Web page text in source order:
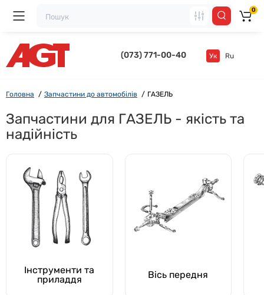
(073) 771-00-40 Ук Ru
0
Головна Запчастини до автомобілів ГАЗЕЛЬ
Запчастини для ГАЗЕЛЬ - якість та
надійність
Інструменти та
приладдя
Вісь передня